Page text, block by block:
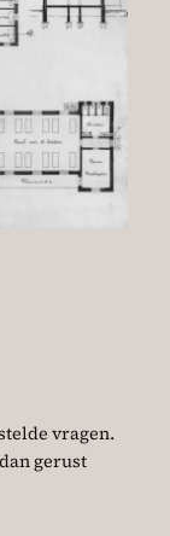
vragen.
gerust